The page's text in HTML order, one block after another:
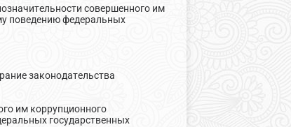
совершенного им
поведению федеральных
законодательства
им коррупционного
государственных